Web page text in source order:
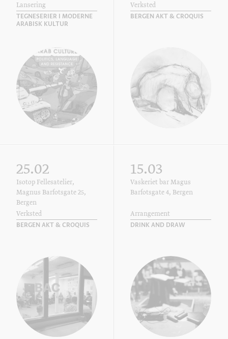
Lansering
TEGNESERIER I MODERNE
ARABISK KULTUR
Verksted
BERGEN AKT & CROQUIS
25.02
Isotop Fellesatelier,
Magnus Barfotsgate 25,
Bergen
Verksted
BERGEN AKT & CROQUIS
15.03
Vaskeriet bar Magus
Barfotsgate 4, Bergen
Arrangement
DRINK AND DRAW